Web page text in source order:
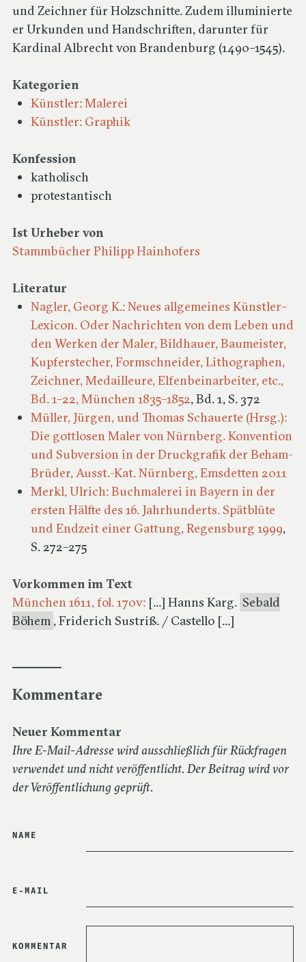
und Zeichner für Holzschnitte. Zudem illuminierte
er Urkunden und Handschriften, darunter für
Kardinal Albrecht von Brandenburg (1490–1545).
Kategorien
Künstler: Malerei
Künstler: Graphik
Konfession
katholisch
protestantisch
Ist Urheber von
Stammbücher Philipp Hainhofers
Literatur
Nagler, Georg K.: Neues allgemeines Künstler–
Lexicon. Oder Nachrichten von dem Leben und
den Werken der Maler, Bildhauer, Baumeister,
Kupferstecher, Formschneider, Lithographen,
Zeichner, Medailleure, Elfenbeinarbeiter, etc.,
Bd. 1–22, München 1835–1852, Bd. 1, S. 372
Müller, Jürgen, und Thomas Schauerte (Hrsg.):
Die gottlosen Maler von Nürnberg. Konvention
und Subversion in der Druckgrafik der Beham-
Brüder, Ausst.-Kat. Nürnberg, Emsdetten 2011
Merkl, Ulrich: Buchmalerei in Bayern in der
ersten Hälfte des 16. Jahrhunderts. Spätblüte
und Endzeit einer Gattung, Regensburg 1999,
S. 272–275
Vorkommen im Text
München 1611, fol. 170v: [...] Hanns Karg. Sebald
Böhem , Friderich Sustriß. / Castello [...]
Kommentare
Neuer Kommentar
Ihre E-Mail-Adresse wird ausschließlich für Rückfragen
verwendet und nicht veröffentlicht. Der Beitrag wird vor
der Veröffentlichung geprüft.
NAME
E-MAIL
HIER NICHTS
KOMMENTAR